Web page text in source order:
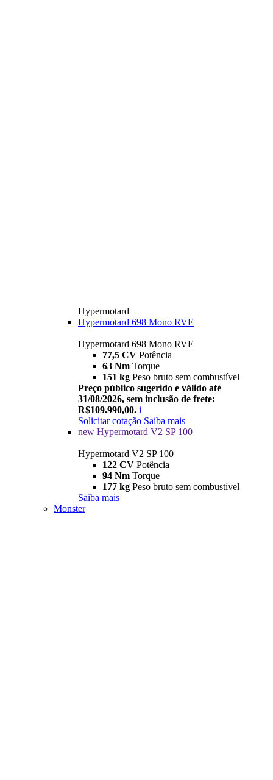
Hypermotard
Hypermotard 698 Mono RVE
Hypermotard 698 Mono RVE
77,5 CV Potência
63 Nm Torque
151 kg Peso bruto sem combustível
Preço público sugerido e válido até
31/08/2026, sem inclusão de frete:
R$109.990,00. i
Solicitar cotação Saiba mais
new Hypermotard V2 SP 100
Hypermotard V2 SP 100
122 CV Potência
94 Nm Torque
177 kg Peso bruto sem combustível
Saiba mais
Monster